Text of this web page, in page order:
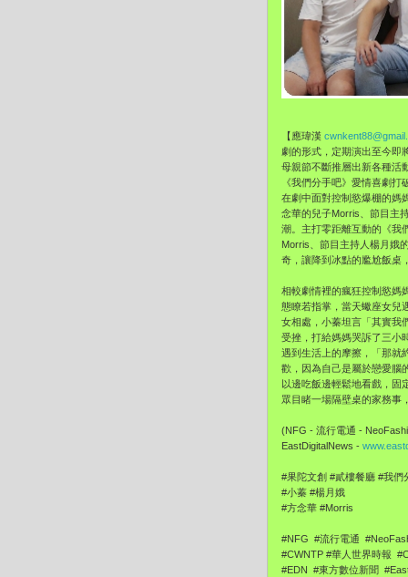
【應瑋漢
劇的形式， 定期演出至今即
母親節不斷推層出新各種活
《我們分手吧》 愛情喜劇打
在劇中面對控制慾爆棚的媽
念華的兒子Morris、 節目主
潮。主打零距離互動的《我
Morris、 節目主持人楊月娥
奇，讓降到冰點的尷尬飯桌
相較劇情裡的瘋狂控制慾媽
態瞭若指掌， 當天蠍座女兒
女相處，小蓁坦言「其實
受挫，打給媽媽哭訴了三小
遇到生活上的摩擦，「 那就
歡，因為自己是屬於戀愛腦
以邊吃飯邊輕鬆地看戲，固
眾目睹一場隔壁桌的家務事
(NFG - 流行電通 -
EastDigitalNews -
#果陀文創 #貳樓餐廳 #我們
#小蓁 #楊月娥
#方念華 #Morris
#NFG #流行電通
#CWNTP #華人世界時報
#EDN #東方數位新聞